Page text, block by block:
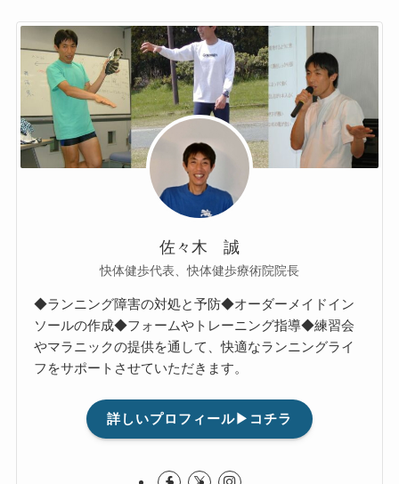
佐々木 誠
快体健歩代表、快体健歩療術院院長
◆ランニング障害の対処と予防◆オーダーメイドイン
ソールの作成◆フォームやトレーニング指導◆練習会
やマラニックの提供を通して、快適なランニングライ
フをサポートさせていただきます。
詳しいプロフィール▶コチラ